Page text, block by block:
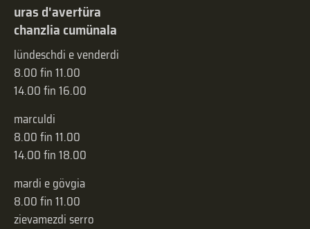
uras d'avertüra
chanzlia cumünala
lündeschdi e venderdi
8.00 fin 11.00
14.00 fin 16.00
marculdi
8.00 fin 11.00
14.00 fin 18.00
mardi e gövgia
8.00 fin 11.00
zievamezdi serro